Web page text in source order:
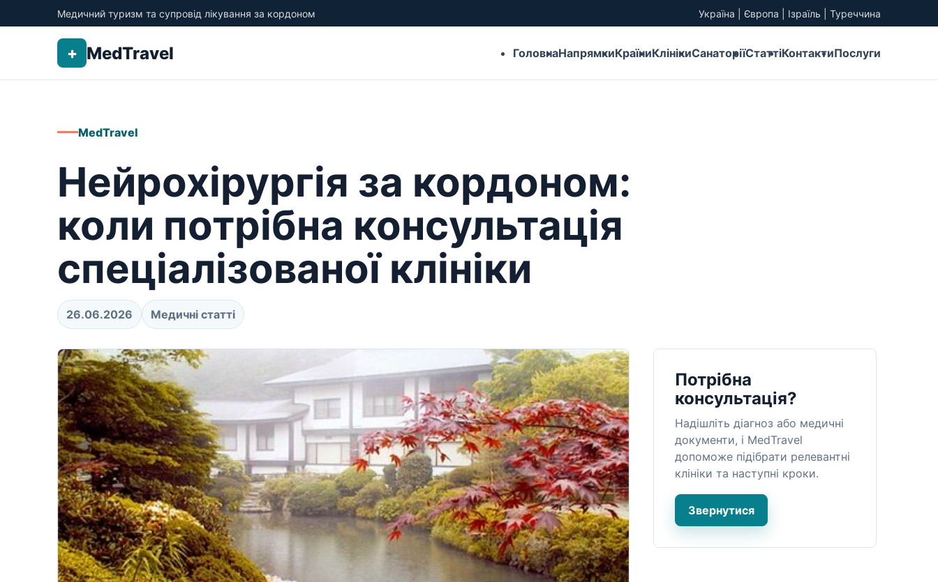
Медичний туризм та супровід лікування за кордоном Україна | Європа | Ізраїль | Туреччина
+ MedTravel ГоловнаНапрямкиКраїниКлінікиСанаторіїСтаттіКонтактиПослуги
MedTravel
Нейрохірургія за кордоном:
коли потрібна консультація
спеціалізованої клініки
26.06.2026 Медичні статті
Потрібна
консультація?
Надішліть діагноз або медичні
документи, і MedTravel
допоможе підібрати релевантні
клініки та наступні кроки.
Звернутися